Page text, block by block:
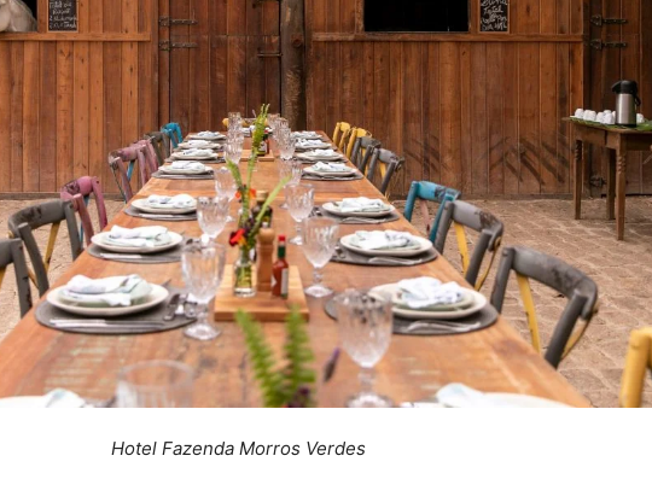
Hotel Fazenda Morros Verdes